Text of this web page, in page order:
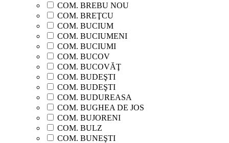
COM. BREBU NOU
COM. BREŢCU
COM. BUCIUM
COM. BUCIUMENI
COM. BUCIUMI
COM. BUCOV
COM. BUCOVĂŢ
COM. BUDEŞTI
COM. BUDEŞTI
COM. BUDUREASA
COM. BUGHEA DE JOS
COM. BUJORENI
COM. BULZ
COM. BUNEŞTI